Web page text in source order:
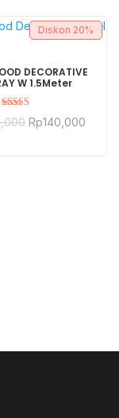
Diskon 20%
SEKARANG
DECORATIVE
W 1.5Meter
Dinilai
5.00Rp140,000